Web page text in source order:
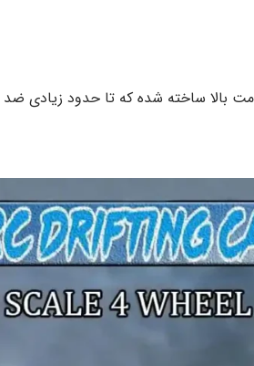
و با مقاومت بالا ساخته شده که تا حدود